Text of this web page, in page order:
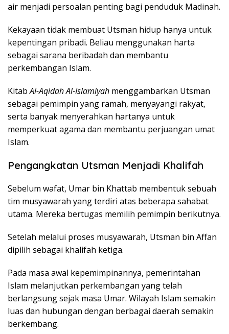
air menjadi persoalan penting bagi penduduk Madinah.
Kekayaan tidak membuat Utsman hidup hanya untuk
kepentingan pribadi. Beliau menggunakan harta
sebagai sarana beribadah dan membantu
perkembangan Islam.
KitabAl-Aqidah Al-Islamiyah menggambarkan Utsman
sebagai pemimpin yang ramah, menyayangi rakyat,
serta banyak menyerahkan hartanya untuk
memperkuat agama dan membantu perjuangan umat
Islam.
Pengangkatan Utsman Menjadi Khalifah
Sebelum wafat, Umar bin Khattab membentuk sebuah
tim musyawarah yang terdiri atas beberapa sahabat
utama. Mereka bertugas memilih pemimpin berikutnya.
Setelah melalui proses musyawarah, Utsman bin Affan
dipilih sebagai khalifah ketiga.
Pada masa awal kepemimpinannya, pemerintahan
Islam melanjutkan perkembangan yang telah
berlangsung sejak masa Umar. Wilayah Islam semakin
luas dan hubungan dengan berbagai daerah semakin
berkembang.